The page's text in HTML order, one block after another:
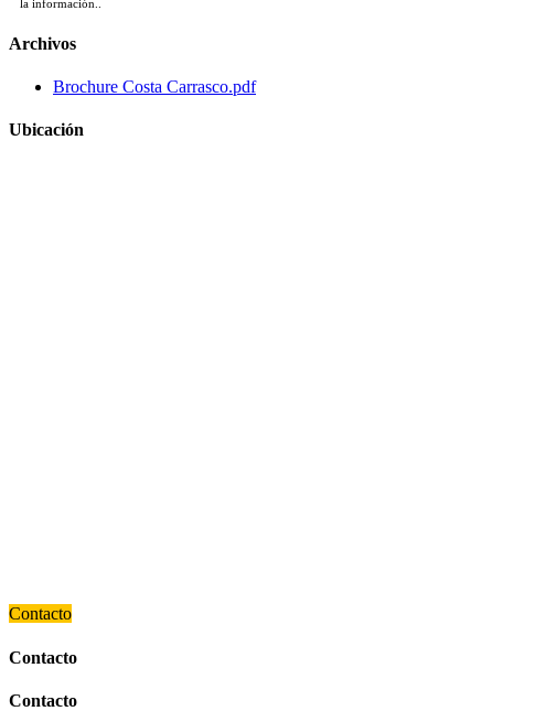
la información..
Archivos
Brochure Costa Carrasco.pdf
Ubicación
Contacto
Contacto
Contacto